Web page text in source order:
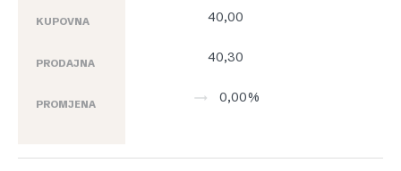
KUPOVNA
PRODAJNA
PROMJENA
40,00
40,30
0,00%